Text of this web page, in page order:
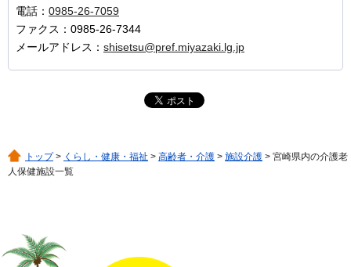
電話： 0985-26-7059
ファクス：0985-26-7344
メールアドレス： shisetsu@pref.miyazaki.lg.jp
トップ> くらし・健康・福祉 > 高齢者・介護 > 施設介護 > 宮崎県内の介護老
人保健施設一覧